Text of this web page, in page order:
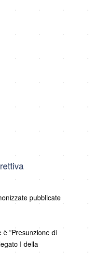
pubblicate
è "Presunzione di
I della